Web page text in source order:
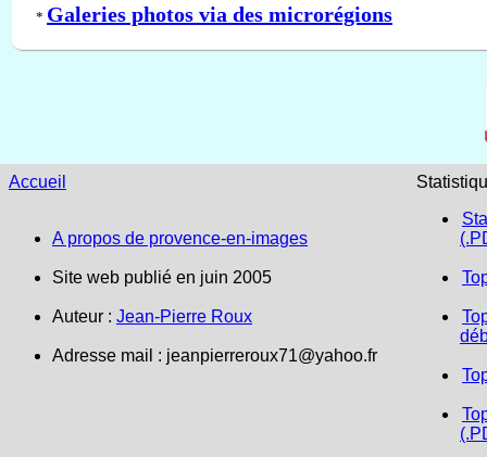
* Galeries photos via des microrégions
Accueil
A propos de provence-en-images
Site web publié en juin 2005
Auteur : Jean-Pierre Roux
Adresse mail : jeanpierreroux71@yahoo.fr